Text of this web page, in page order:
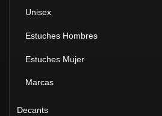
Unisex
Estuches Hombres
Estuches Mujer
Marcas
Decants